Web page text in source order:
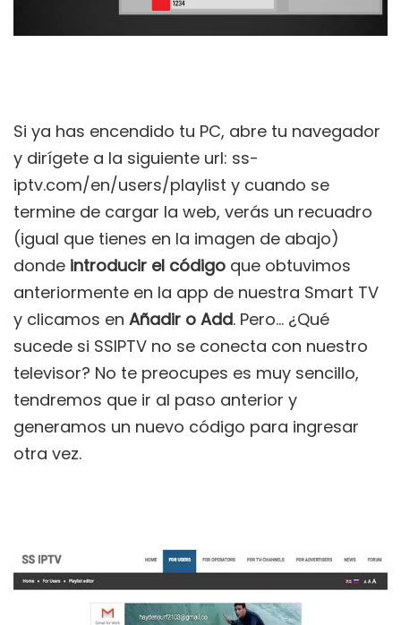
Si ya has encendido tu PC, abre tu navegador
y dirígete a la siguiente url: ss-
iptv.com/en/users/playlist y cuando se
termine de cargar la web, verás un recuadro
(igual que tienes en la imagen de abajo)
donde introducir el código que obtuvimos
anteriormente en la app de nuestra Smart TV
y clicamos en Añadir o Add. Pero… ¿Qué
sucede si SSIPTV no se conecta con nuestro
televisor? No te preocupes es muy sencillo,
tendremos que ir al paso anterior y
generamos un nuevo código para ingresar
otra vez.